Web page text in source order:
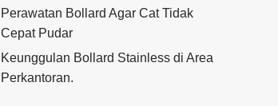
Perawatan Bollard Agar Cat Tidak
Cepat Pudar
Keunggulan Bollard Stainless di Area
Perkantoran.